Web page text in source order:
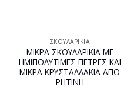
ΣΚΟΥΛΑΡΊΚΙΑ
ΜΙΚΡΑ ΣΚΟΥΛΑΡΙΚΙΑ ΜΕ
ΗΜΙΠΟΛΥΤΙΜΕΣ ΠΕΤΡΕΣ ΚΑΙ
ΜΙΚΡΑ ΚΡΥΣΤΑΛΛΑΚΙΑ ΑΠΟ
ΡΗΤΙΝΗ